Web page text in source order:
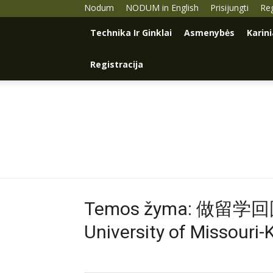
Nodum NODUM in English Prisijungti
Technika Ir Ginklai Asmenybės
Registracija
Temos žyma: 做留学
University of Missouri-